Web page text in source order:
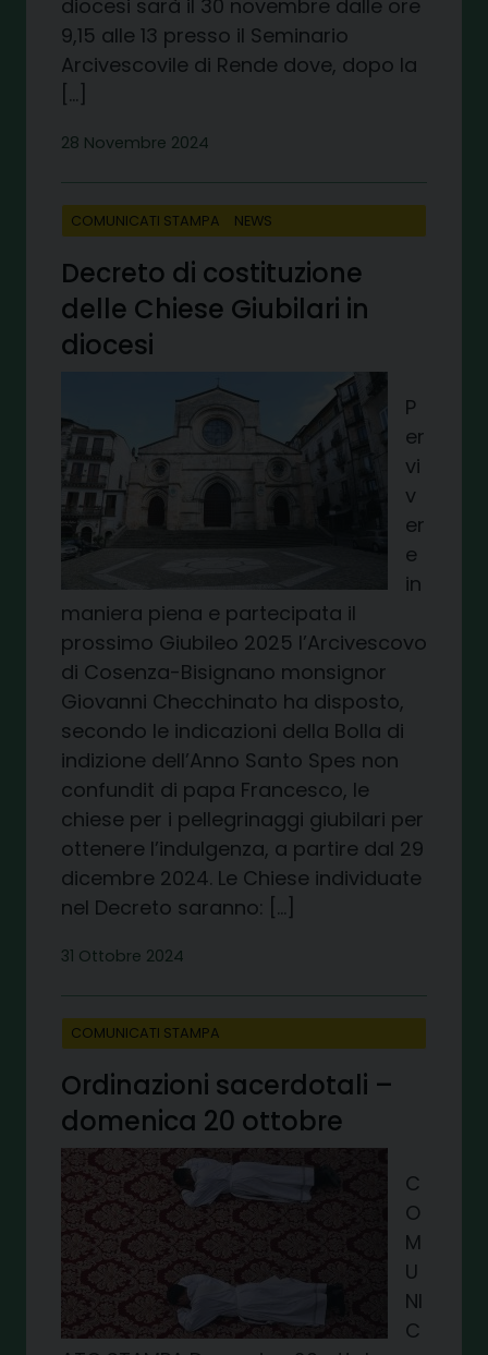
diocesi sarà il 30 novembre dalle ore
9,15 alle 13 presso il Seminario
Arcivescovile di Rende dove, dopo la
[…]
28 Novembre 2024
COMUNICATI STAMPA NEWS
Decreto di costituzione
delle Chiese Giubilari in
diocesi
P
er
vi
v
er
e
in
maniera piena e partecipata il
prossimo Giubileo 2025 l’Arcivescovo
di Cosenza-Bisignano monsignor
Giovanni Checchinato ha disposto,
secondo le indicazioni della Bolla di
indizione dell’Anno Santo Spes non
confundit di papa Francesco, le
chiese per i pellegrinaggi giubilari per
ottenere l’indulgenza, a partire dal 29
dicembre 2024. Le Chiese individuate
nel Decreto saranno: […]
31 Ottobre 2024
COMUNICATI STAMPA
Ordinazioni sacerdotali –
domenica 20 ottobre
C
O
M
U
NI
C